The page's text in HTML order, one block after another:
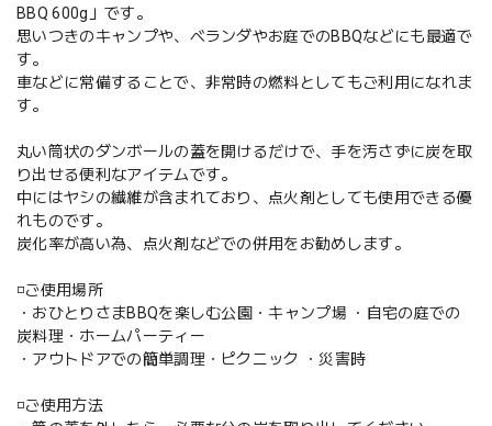
BBQ 600g」です。
思いつきのキャンプや、ベランダやお庭でのBBQなどにも最適で
す。
車などに常備することで、非常時の燃料としてもご利用になれま
す。
丸い筒状のダンボールの蓋を開けるだけで、手を汚さずに炭を取
り出せる便利なアイテムです。
中にはヤシの繊維が含まれており、点火剤としても使用できる優
れものです。
炭化率が高い為、点火剤などでの併用をお勧めします。
◽️ご使用場所
・おひとりさまBBQを楽しむ公園・キャンプ場 ・自宅の庭での
炭料理・ホームパーティー
・アウトドアでの簡単調理・ピクニック ・災害時
◽️ご使用方法